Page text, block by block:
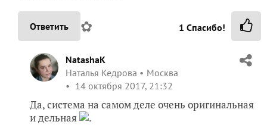
Ответить ✿ 1 Спасибо!
NatashaK
Наталья Кедрова
Москва
14 октября 2017, 21:32
Да, система на самом деле очень оригинальная
и дельная
.